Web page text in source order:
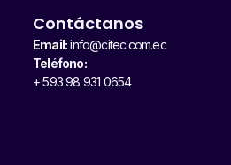
Contáctanos
Email:info@citec.com.ec
Teléfono:
+ 593 98 931 0654